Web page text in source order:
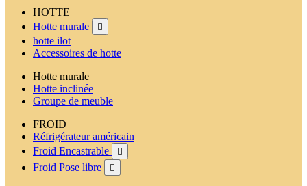
HOTTE
Hotte murale

hotte ilot
Accessoires de hotte
Hotte murale
Hotte inclinée
Groupe de meuble
FROID
Réfrigérateur américain
Froid Encastrable

Froid Pose libre 